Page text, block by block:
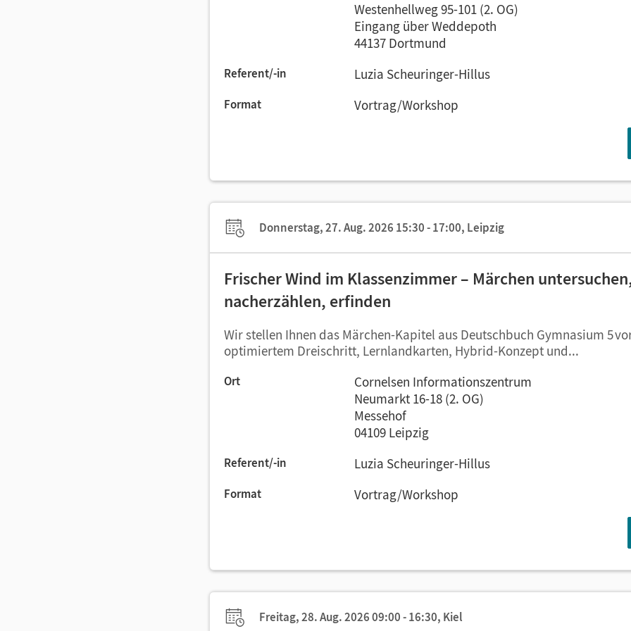
Westenhellweg 95-101 (2. OG)
Eingang über Weddepoth
44137 Dortmund
Referent/-in Luzia Scheuringer-Hillus
Format Vortrag/Workshop
Donnerstag, 27. Aug. 2026 15:30 - 17:00, Leipzig
Frischer Wind im Klassenzimmer – Märchen
nacherzählen, erfinden
Wir stellen Ihnen das Märchen-Kapitel aus Deutschbuch Gymnasium 5
optimiertem Dreischritt, Lernlandkarten, Hybrid-Konzept und...
Ort
Cornelsen Informationszentrum
Neumarkt 16-18 (2. OG)
Messehof
04109 Leipzig
Referent/-in Luzia Scheuringer-Hillus
Format Vortrag/Workshop
Freitag, 28. Aug. 2026 09:00 - 16:30, Kiel